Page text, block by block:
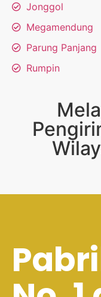
Jonggol
Megamendung
Parung Panjang
Rumpin